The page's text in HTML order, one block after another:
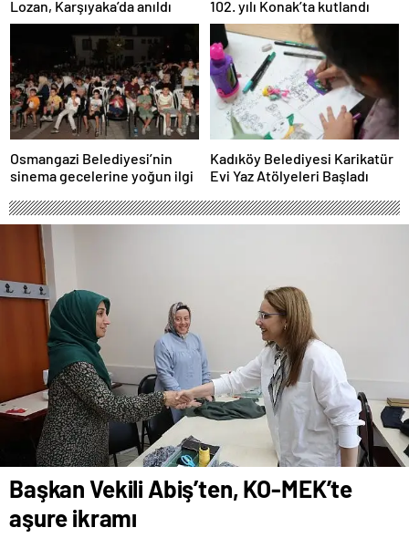
Lozan, Karşıyaka’da anıldı 102. yılı Konak’ta kutlandı
Osmangazi Belediyesi’nin
sinema gecelerine yoğun ilgi
Kadıköy Belediyesi Karikatür
Evi Yaz Atölyeleri Başladı
Başkan Vekili Abiş’ten, KO-MEK’te
aşure ikramı